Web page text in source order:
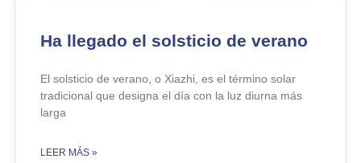
Ha llegado el solsticio de verano
El solsticio de verano, o Xiazhi, es el término solar
tradicional que designa el día con la luz diurna más
larga
​LEER MÁS »